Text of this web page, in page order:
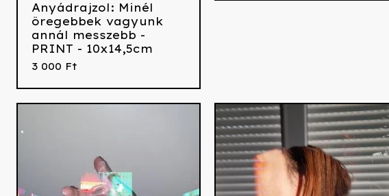
Anyádrajzol: Minél
öregebbek vagyunk
annál messzebb -
PRINT - 10x14,5cm
3 000 Ft